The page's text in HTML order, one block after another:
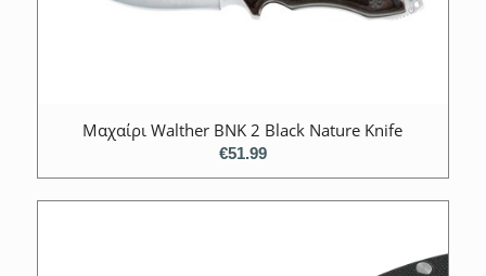
Μαχαίρι Walther BNK 2 Black Nature Knife
€51.99